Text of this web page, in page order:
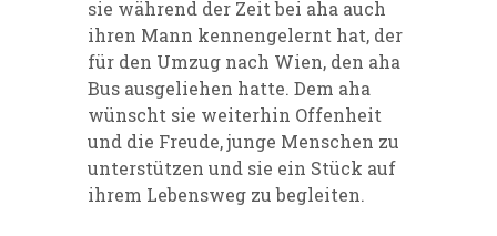
sie während der Zeit bei aha auch
ihren Mann kennengelernt hat, der
für den Umzug nach Wien, den aha
Bus ausgeliehen hatte. Dem aha
wünscht sie weiterhin Offenheit
und die Freude, junge Menschen zu
unterstützen und sie ein Stück auf
ihrem Lebensweg zu begleiten.